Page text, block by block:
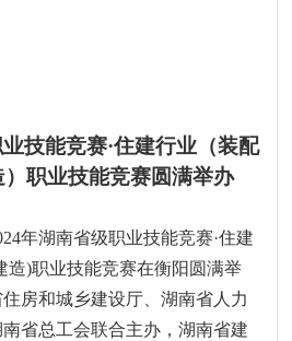
技能竞赛·住建行业（装配
职业技能竞赛圆满举办
年湖南省级职业技能竞赛·住建
造)职业技能竞赛在衡阳圆满举
房和城乡建设厅、湖南省人力
省总工会联合主办，湖南省建